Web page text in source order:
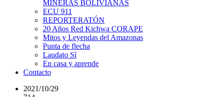
MINERAS BOLIVIANAS
ECU 911
REPORTERATÓN
20 Años Red Kichwa CORAPE
Mitos y Leyendas del Amazonas
Punta de flecha
Laudato Sí
En casa y aprende
Contacto
2021/10/29